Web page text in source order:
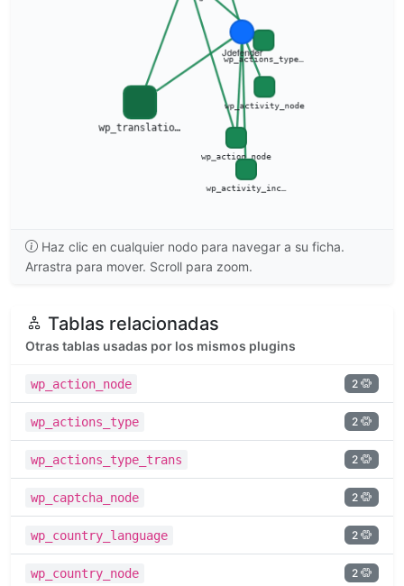
Haz clic en cualquier nodo para navegar a su ficha.
Arrastra para mover. Scroll para zoom.
Tablas relacionadas
Otras tablas usadas por los mismos plugins
wp_action_node 2
wp_actions_type 2
wp_actions_type_trans 2
wp_captcha_node 2
wp_country_language 2
wp_country_node 2